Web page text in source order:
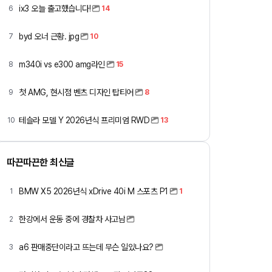
6 ix3 오늘 출고했습니다! 14
7 byd 오너 근황. jpg 10
8 m340i vs e300 amg라인 15
9 첫 AMG, 현시점 벤츠 디자인 탑티어 8
10 테슬라 모델 Y 2026년식 프리미엄 RWD 13
따끈따끈한 최신글
1 BMW X5 2026년식 xDrive 40i M 스포츠 P1 1
2 한강에서 운동 중에 경찰차 사고남
3 a6 판매중단이라고 뜨는데 무슨 일있나요?